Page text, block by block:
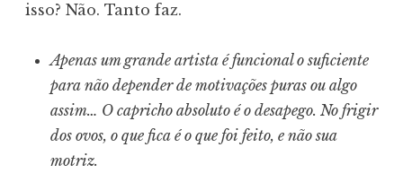
isso? Não. Tanto faz.
Apenas um grande artista é funcional o suficiente
para não depender de motivações puras ou algo
assim… O capricho absoluto é o desapego. No frigir
dos ovos, o que fica é o que foi feito, e não sua
motriz.